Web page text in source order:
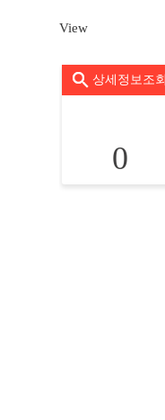
View
상세정보조회
0